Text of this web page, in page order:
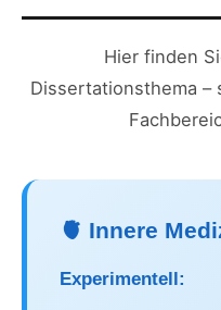
Hier finden
Dissertationsthema
🫀 Innere
Experimentell: